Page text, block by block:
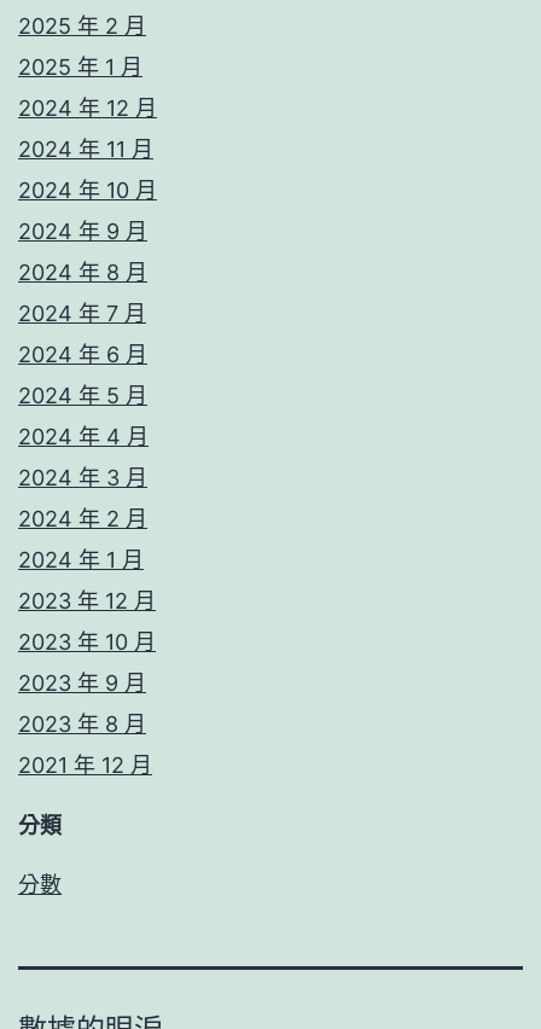
2025 年 2 月
2025 年 1 月
2024 年 12 月
2024 年 11 月
2024 年 10 月
2024 年 9 月
2024 年 8 月
2024 年 7 月
2024 年 6 月
2024 年 5 月
2024 年 4 月
2024 年 3 月
2024 年 2 月
2024 年 1 月
2023 年 12 月
2023 年 10 月
2023 年 9 月
2023 年 8 月
2021 年 12 月
分類
分數